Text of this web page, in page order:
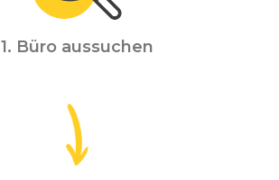
1. Büro aussuchen